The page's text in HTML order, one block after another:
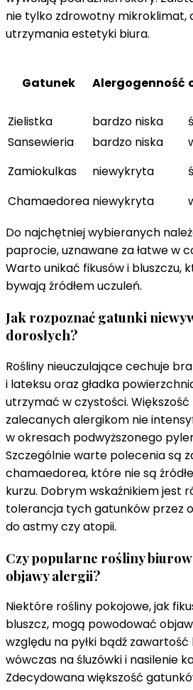
nie tylko zdrowotny mikroklimat,
utrzymania estetyki biura.
Gatunek Alergogenność
Zielistka
bardzo niska
Sansewieria
bardzo niska
Zamiokulkas
niewykryta
Chamaedorea niewykryta
Do najchętniej wybieranych
paprocie, uznawane za łatwe w
Warto unikać fikusów i bluszczu,
bywają źródłem uczuleń.
Jak rozpoznać gatunki
dorosłych?
Rośliny nieuczulające cechuje
i lateksu oraz gładka
utrzymać w czystości.
zalecanych alergikom nie
w okresach podwyższonego
Szczególnie warte polecenia są
chamaedorea, które nie są
kurzu. Dobrym wskaźnikiem jest
tolerancja tych gatunków przez
do astmy czy atopii.
Czy popularne rośliny
objawy alergii?
Niektóre rośliny pokojowe, jak
bluszcz, mogą powodować
względu na pyłki bądź zawartość
wówczas na śluzówki i nasilenie
Zdecydowana większość